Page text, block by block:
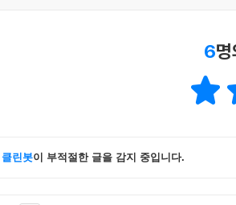
6
클린봇이 부적절한 글을 감지 중입니다.